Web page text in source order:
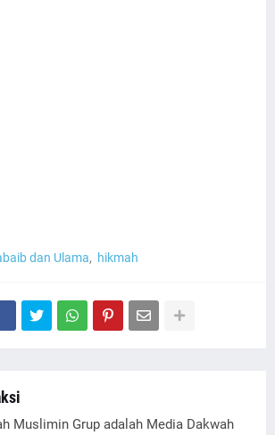
dan Ulama hikmah
Muslimin Grup adalah Media Dakwah